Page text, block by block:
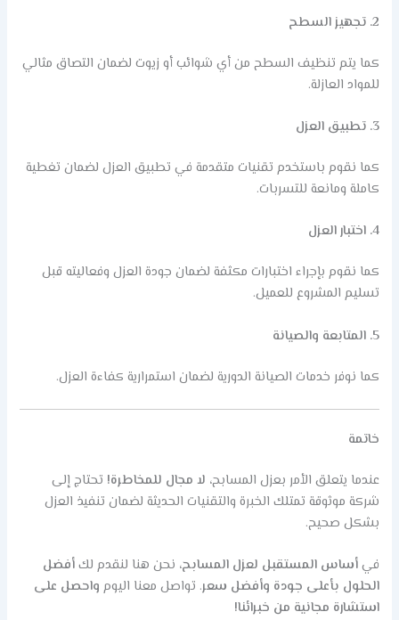
2. تجهيز السطح
كما يتم تنظيف السطح من أي شوائب أو زيوت لضمان التصاق مثالي
للمواد العازلة.
3. تطبيق العزل
كما نقوم باستخدم تقنيات متقدمة في تطبيق العزل لضمان تغطية
كاملة ومانعة للتسربات.
4. اختبار العزل
كما نقوم بإجراء اختبارات مكثفة لضمان جودة العزل وفعاليته قبل
تسليم المشروع للعميل.
5. المتابعة والصيانة
كما نوفر خدمات الصيانة الدورية لضمان استمرارية كفاءة العزل.
خاتمة
عندما يتعلق الأمر بعزل المسابح، لا مجال للمخاطرة! تحتاج إلى
شركة موثوقة تمتلك الخبرة والتقنيات الحديثة لضمان تنفيذ العزل
بشكل صحيح.
فيأساس المستقبل لعزل المسابح، نحن هنا لنقدم لكأفضل
الحلول بأعلى جودة وأفضل سعر. تواصل معنا اليوم واحصل على
استشارة مجانية من خبرائنا!